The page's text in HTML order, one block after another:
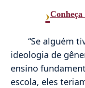
›
“Se alguém
ideologia de
ensino
escola, eles